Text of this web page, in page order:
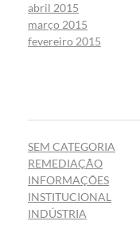
abril 2015
março 2015
fevereiro 2015
SEM CATEGORIA
REMEDIAÇÃO
INFORMAÇÕES
INSTITUCIONAL
INDÚSTRIA